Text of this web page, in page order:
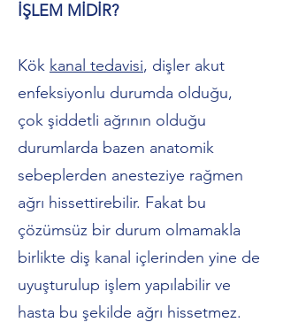
İŞLEM MİDİR?
Kök kanal tedavisi, dişler akut
enfeksiyonlu durumda olduğu,
çok şiddetli ağrının olduğu
durumlarda bazen anatomik
sebeplerden anesteziye rağmen
ağrı hissettirebilir. Fakat bu
çözümsüz bir durum olmamakla
birlikte diş kanal içlerinden yine de
uyuşturulup işlem yapılabilir ve
hasta bu şekilde ağrı hissetmez.